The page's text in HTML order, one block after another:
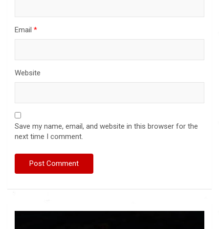
Email *
Website
Save my name, email, and website in this browser for the
next time I comment.